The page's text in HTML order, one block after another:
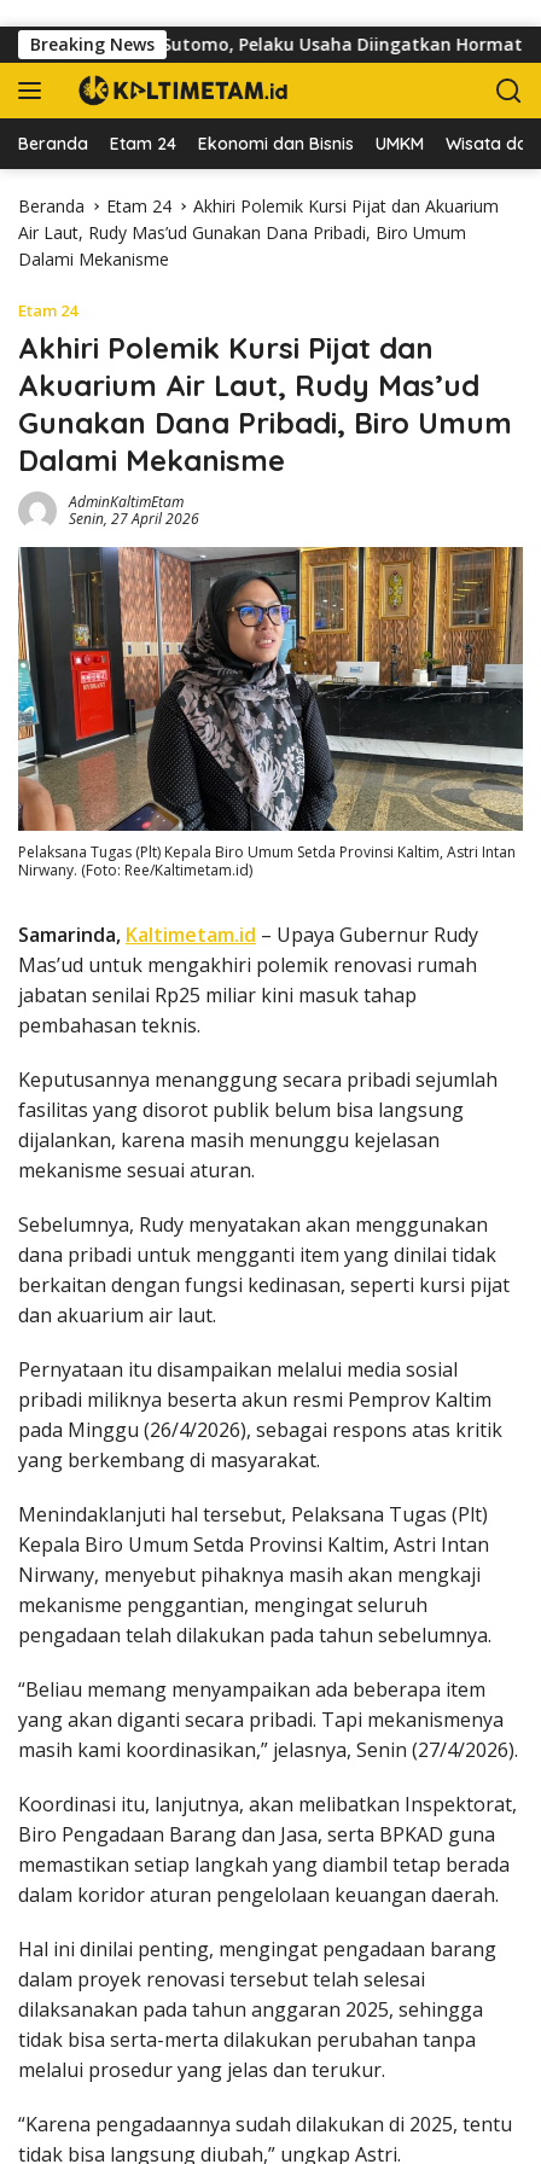
Breaking News
Jalan dr Sutomo, Pelaku Usaha Diingatkan Hormati Hak
Beranda Etam 24 Ekonomi dan Bisnis UMKM Wisata dan
Beranda Etam 24
Akhiri Polemik Kursi Pijat dan Akuarium
Air Laut, Rudy Mas’ud Gunakan Dana Pribadi, Biro Umum
Dalami Mekanisme
Etam 24
Akhiri Polemik Kursi Pijat dan
Akuarium Air Laut, Rudy Mas’ud
Gunakan Dana Pribadi, Biro Umum
Dalami Mekanisme
AdminKaltimEtam
Senin, 27 April 2026
Pelaksana Tugas (Plt) Kepala Biro Umum Setda Provinsi Kaltim, Astri Intan
Nirwany. (Foto: Ree/Kaltimetam.id)
Samarinda, Kaltimetam.id – Upaya Gubernur Rudy
Mas’ud untuk mengakhiri polemik renovasi rumah
jabatan senilai Rp25 miliar kini masuk tahap
pembahasan teknis.
Keputusannya menanggung secara pribadi sejumlah
fasilitas yang disorot publik belum bisa langsung
dijalankan, karena masih menunggu kejelasan
mekanisme sesuai aturan.
Sebelumnya, Rudy menyatakan akan menggunakan
dana pribadi untuk mengganti item yang dinilai tidak
berkaitan dengan fungsi kedinasan, seperti kursi pijat
dan akuarium air laut.
Pernyataan itu disampaikan melalui media sosial
pribadi miliknya beserta akun resmi Pemprov Kaltim
pada Minggu (26/4/2026), sebagai respons atas kritik
yang berkembang di masyarakat.
Menindaklanjuti hal tersebut, Pelaksana Tugas (Plt)
Kepala Biro Umum Setda Provinsi Kaltim, Astri Intan
Nirwany, menyebut pihaknya masih akan mengkaji
mekanisme penggantian, mengingat seluruh
pengadaan telah dilakukan pada tahun sebelumnya.
“Beliau memang menyampaikan ada beberapa item
yang akan diganti secara pribadi. Tapi mekanismenya
masih kami koordinasikan,” jelasnya, Senin (27/4/2026).
Koordinasi itu, lanjutnya, akan melibatkan Inspektorat,
Biro Pengadaan Barang dan Jasa, serta BPKAD guna
memastikan setiap langkah yang diambil tetap berada
dalam koridor aturan pengelolaan keuangan daerah.
Hal ini dinilai penting, mengingat pengadaan barang
dalam proyek renovasi tersebut telah selesai
dilaksanakan pada tahun anggaran 2025, sehingga
tidak bisa serta-merta dilakukan perubahan tanpa
melalui prosedur yang jelas dan terukur.
“Karena pengadaannya sudah dilakukan di 2025, tentu
tidak bisa langsung diubah,” ungkap Astri.